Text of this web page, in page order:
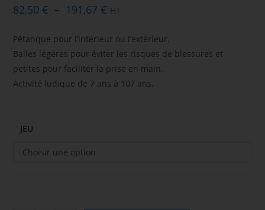
82,50 € – 191,67 € HT
Pétanque pour l’intérieur ou l’extérieur.
Balles légères pour éviter les risques de blessures et
petites pour faciliter la prise en main.
Activité ludique de 7 ans à 107 ans.
JEU
Choisir une option